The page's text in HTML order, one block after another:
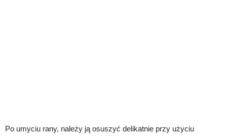
Po umyciu rany, należy ją osuszyć delikatnie przy użyciu